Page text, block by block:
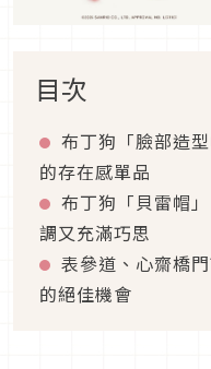
目次
布丁狗「臉部造
的存在感單品
布丁狗「貝雷帽
調又充滿巧思
表參道、心齋橋
的絕佳機會